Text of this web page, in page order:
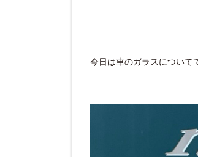
今日は車のガラスについて